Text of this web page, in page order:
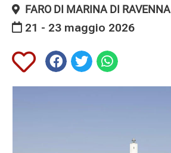
FARO DI MARINA DI RAVENNA
21 - 23 maggio 2026